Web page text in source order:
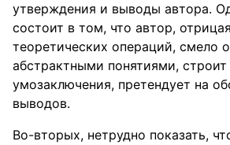
утверждения и выводы автора.
состоит в том, что автор,
теоретических операций, смело
абстрактными понятиями,
умозаключения, претендует на
выводов.
Во-вторых, нетрудно показать,